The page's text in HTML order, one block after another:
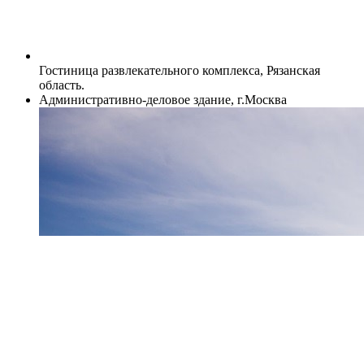
Гостиница развлекательного комплекса, Рязанская
область.
Административно-деловое здание, г.Москва